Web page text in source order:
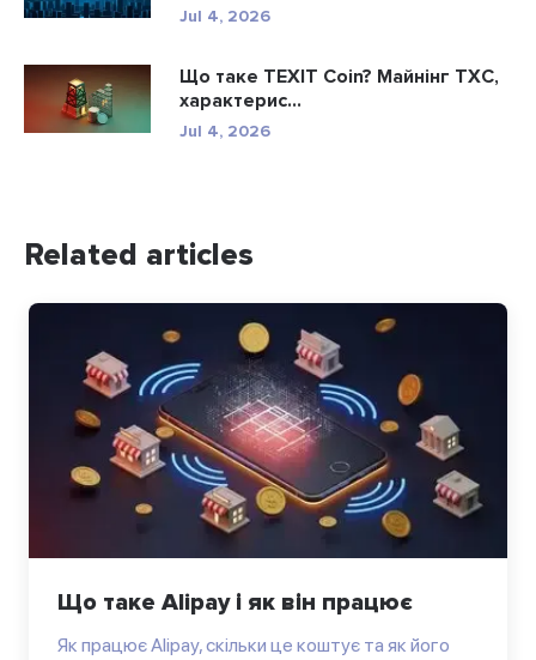
Jul 4, 2026
Що таке TEXIT Coin? Майнінг TXC,
характерис...
Jul 4, 2026
Related articles
Що таке Alipay і як він працює
Як працює Alipay, скільки це коштує та як його